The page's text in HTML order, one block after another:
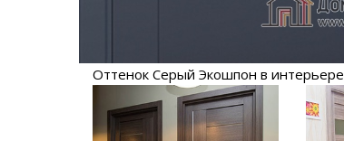
Оттенок Серый Экошпон в интерьере